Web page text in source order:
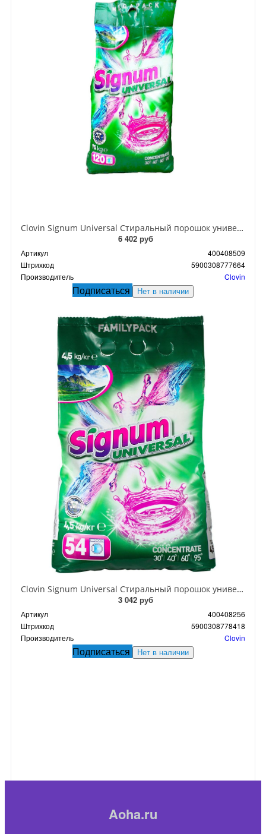
Clovin Signum Universal Стиральный порошок универсальный 10 кг 120 стирок в мягкой упаковке
6 402 руб
Артикул
400408509
Штрихкод
5900308777664
Производитель
Clovin
Подписаться Нет в наличии
Clovin Signum Universal Стиральный порошок универсальный 4,5 кг 54 стирки
3 042 руб
Артикул
400408256
Штрихкод
5900308778418
Производитель
Clovin
Подписаться Нет в наличии
Aoha.ru